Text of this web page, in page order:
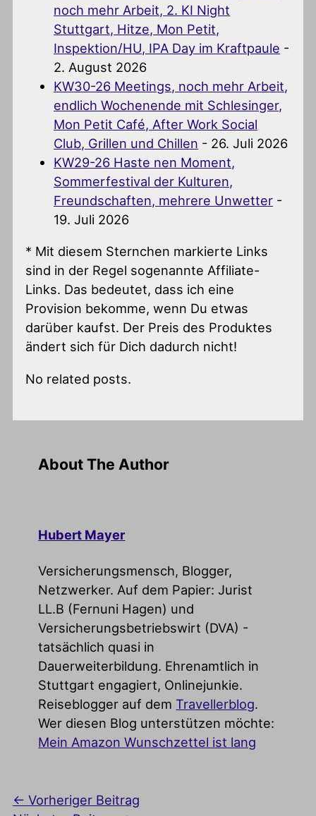
noch mehr Arbeit, 2. KI Night
Stuttgart, Hitze, Mon Petit,
Inspektion/HU, IPA Day im Kraftpaule -
2. August 2026
KW30-26 Meetings, noch mehr Arbeit,
endlich Wochenende mit Schlesinger,
Mon Petit Café, After Work Social
Club, Grillen und Chillen - 26. Juli 2026
KW29-26 Haste nen Moment,
Sommerfestival der Kulturen,
Freundschaften, mehrere Unwetter -
19. Juli 2026
* Mit diesem Sternchen markierte Links
sind in der Regel sogenannte Affiliate-
Links. Das bedeutet, dass ich eine
Provision bekomme, wenn Du etwas
darüber kaufst. Der Preis des Produktes
ändert sich für Dich dadurch nicht!
No related posts.
About The Author
Hubert Mayer
Versicherungsmensch, Blogger,
Netzwerker. Auf dem Papier: Jurist
LL.B (Fernuni Hagen) und
Versicherungsbetriebswirt (DVA) -
tatsächlich quasi in
Dauerweiterbildung. Ehrenamtlich in
Stuttgart engagiert, Onlinejunkie.
Reiseblogger auf dem Travellerblog.
Wer diesen Blog unterstützen möchte:
Mein Amazon Wunschzettel ist lang
← Vorheriger Beitrag